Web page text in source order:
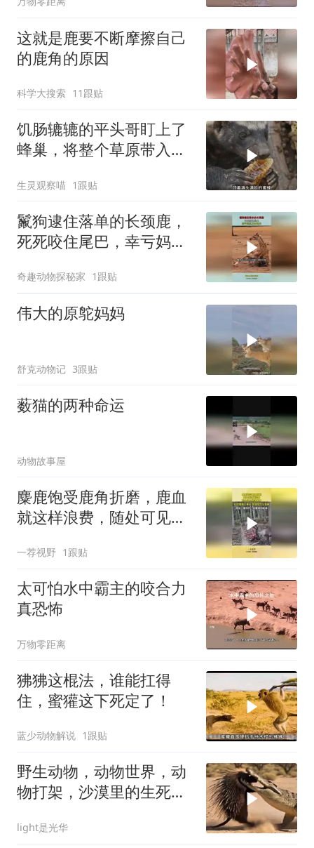
这就是鹿要不断摩擦自己
的鹿角的原因
科学大搜索 11跟贴
饥肠辘辘的平头哥盯上了
蜂巢，将整个草原带入了
生灵观察喵 1跟贴
鬣狗逮住落单的长颈鹿，
死死咬住尾巴，幸亏妈妈
奇趣动物探秘家 1跟贴
伟大的原鸵妈妈
舒克动物记 3跟贴
薮猫的两种命运
动物故事屋
麋鹿饱受鹿角折磨，鹿血
就这样浪费，随处可见脱
一荐视野 1跟贴
太可怕水中霸主的咬合力
真恐怖
万物零距离
狒狒这棍法，谁能扛得
住，蜜獾这下死定了！
蓝少动物解说 1跟贴
野生动物，动物世界，动
物打架，沙漠里的生死较
light是光华